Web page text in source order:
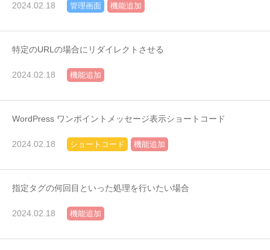
2024.02.18 管理画面 機能追加
特定のURLの場合にリダイレクトさせる
2024.02.18 機能追加
WordPress ワンポイントメッセージ表示ショートコード
2024.02.18 ショートコード 機能追加
指定タグの何回目といった処理を行いたい場合
2024.02.18 機能追加